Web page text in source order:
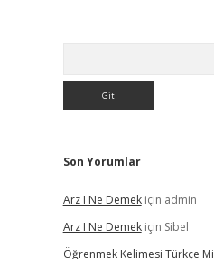
Son Yorumlar
Arz I Ne Demekiçin admin
Arz I Ne Demekiçin Sibel
Öğrenmek Kelimesi Türkçe Mi